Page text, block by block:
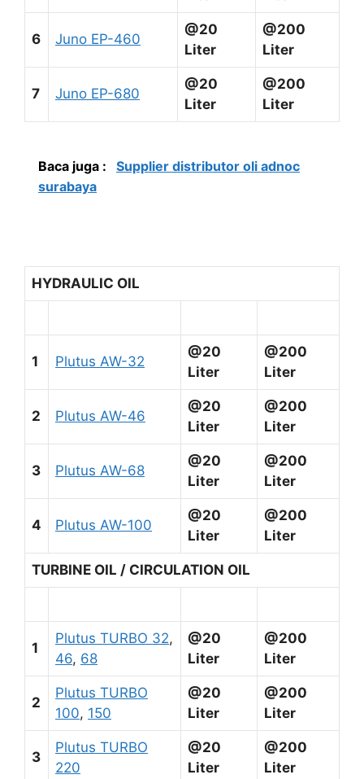
6 Juno EP-460
@20
Liter
@200
Liter
7 Juno EP-680
@20
Liter
@200
Liter
Baca juga :
Supplier distributor oli adnoc
surabaya
HYDRAULIC OIL
1 Plutus AW-32
@20
Liter
@200
Liter
2 Plutus AW-46
@20
Liter
@200
Liter
3 Plutus AW-68
@20
Liter
@200
Liter
4 Plutus AW-100
@20
Liter
@200
Liter
TURBINE OIL / CIRCULATION OIL
1
Plutus TURBO 32,
46, 68
@20
Liter
@200
Liter
2
Plutus TURBO
100, 150
@20
Liter
@200
Liter
3
Plutus TURBO
220
@20
Liter
@200
Liter